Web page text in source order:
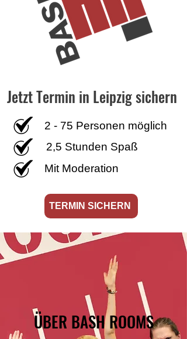
Jetzt Termin in Leipzig sichern
2 - 75 Personen möglich
2,5 Stunden Spaß
Mit Moderation
TERMIN SICHERN
ÜBER BASH ROOMS